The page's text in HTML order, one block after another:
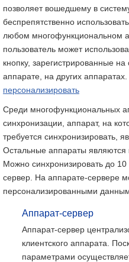
позволяет вошедшему в
беспрепятственно
любом многофункциональном
пользователь может
кнопку, зарегистрированные
аппарате, на других аппаратах.
персонализировать
Среди многофункциональных
синхронизации, аппарат, на
требуется синхронизировать,
Остальные аппараты являются
Можно синхронизировать до
сервер. На аппарате-сервере
персонализированными
Аппарат-сервер
Аппарат-сервер
клиентского аппарата.
параметрами